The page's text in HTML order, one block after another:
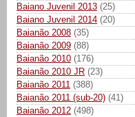
Baiano Juvenil 2013 (25)
Baiano Juvenil 2014 (20)
Baianão 2008 (35)
Baianão 2009 (88)
Baianão 2010 (176)
Baianão 2010 JR (23)
Baianão 2011 (388)
Baianão 2011 (sub-20) (41)
Baianão 2012 (498)